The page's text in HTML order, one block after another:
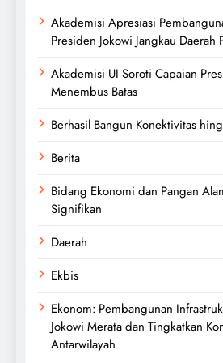
Akademisi Apresiasi
Presiden Jokowi Jangkau Daerah
Akademisi UI Soroti Capaian
Menembus Batas
Berhasil Bangun Konektivitas
Berita
Bidang Ekonomi dan Pangan
Signifikan
Daerah
Ekbis
Ekonom: Pembangunan
Jokowi Merata dan Tingkatkan
Antarwilayah